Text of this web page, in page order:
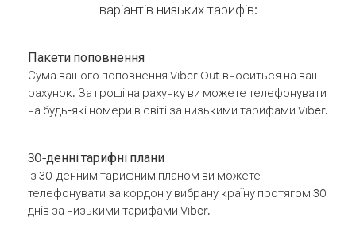
варіантів низьких тарифів:
Пакети поповнення
Сума вашого поповнення Viber Out вноситься на ваш
рахунок. За гроші на рахунку ви можете телефонувати
на будь-які номери в світі за низькими тарифами Viber.
30-денні тарифні плани
Із 30-денним тарифним планом ви можете
телефонувати за кордон у вибрану країну протягом 30
днів за низькими тарифами Viber.